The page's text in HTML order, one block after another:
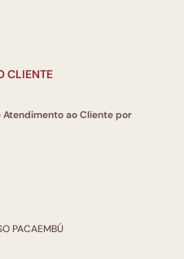
CLIENTE
Atendimento ao Cliente por
PACAEMBÚ